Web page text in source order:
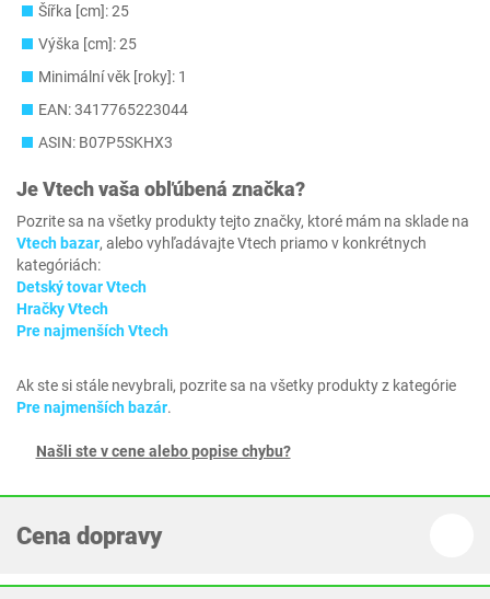
Šířka [cm]: 25
Výška [cm]: 25
Minimální věk [roky]: 1
EAN: 3417765223044
ASIN: B07P5SKHX3
JeVtechvaša obľúbená značka?
Pozrite sa na všetky produkty tejto značky, ktoré mám na sklade na
Vtech bazar, alebo vyhľadávajte Vtech priamo v konkrétnych
kategóriách:
Detský tovar Vtech
Hračky Vtech
Pre najmenších Vtech
Ak ste si stále nevybrali, pozrite sa na všetky produkty z kategórie
Pre najmenších bazár.
Našli ste v cene alebo popise chybu?
Cena dopravy